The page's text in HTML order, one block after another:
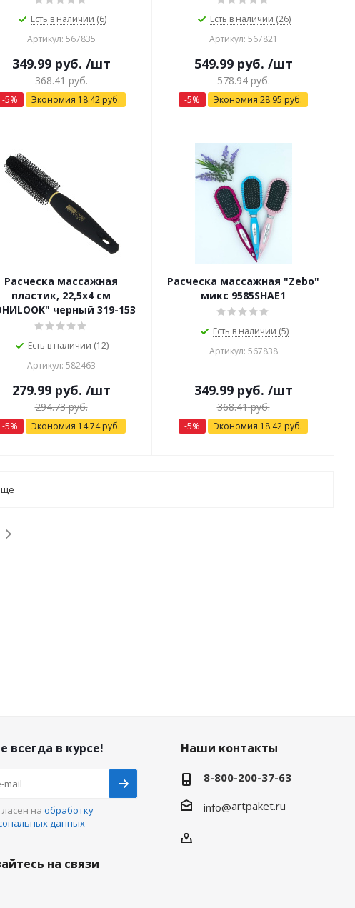
Есть в наличии (6)
Артикул: 567835
349.99руб. /шт
368.41руб.
-5% Экономия 18.42 руб.
Есть в наличии (26)
Артикул: 567821
549.99руб. /шт
578.94руб.
-5% Экономия 28.95 руб.
Расческа массажная
пластик, 22,5х4 см
черный 319-153
Есть в наличии (12)
Артикул: 582463
279.99руб. /шт
294.73руб.
-5% Экономия 14.74руб.
Расческа массажная "Zebo"
микс 9585SHAE1
Есть в наличии (5)
Артикул: 567838
349.99руб. /шт
368.41руб.
-5% Экономия 18.42 руб.
всегда в курсе!
на обработку
данных
на связи
Наши контакты
8-800-200-37-63
info@artpaket.ru